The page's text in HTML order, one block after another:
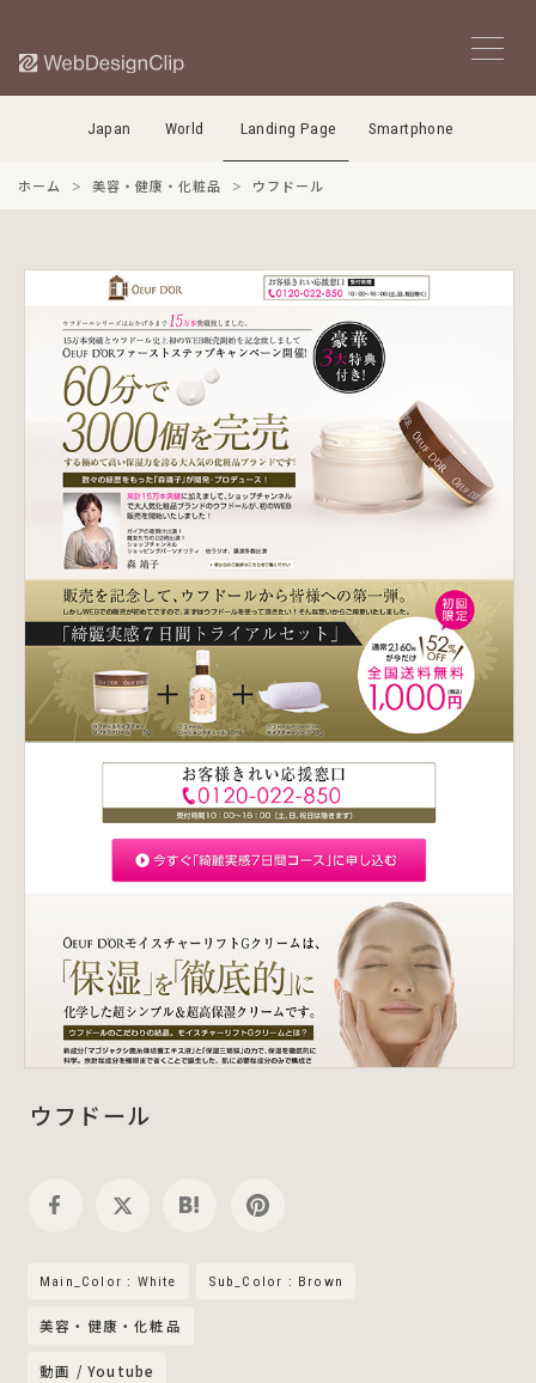
Japan World Landing Page Smartphone
ホーム 美容・健康・化粧品 ウフドール
ウフドール
Main_Color : White Sub_Color : Brown
美容・健康・化粧品
動画 / Youtube